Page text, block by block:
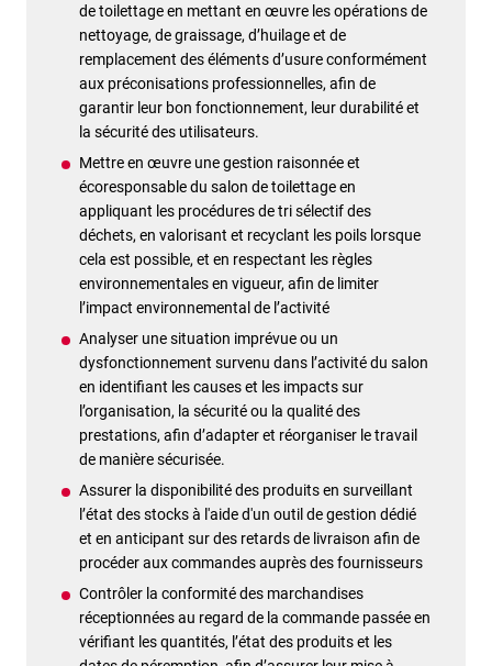
de toilettage en mettant en œuvre les opérations de
nettoyage, de graissage, d’huilage et de
remplacement des éléments d’usure conformément
aux préconisations professionnelles, afin de
garantir leur bon fonctionnement, leur durabilité et
la sécurité des utilisateurs.
Mettre en œuvre une gestion raisonnée et
écoresponsable du salon de toilettage en
appliquant les procédures de tri sélectif des
déchets, en valorisant et recyclant les poils lorsque
cela est possible, et en respectant les règles
environnementales en vigueur, afin de limiter
l’impact environnemental de l’activité
Analyser une situation imprévue ou un
dysfonctionnement survenu dans l’activité du salon
en identifiant les causes et les impacts sur
l’organisation, la sécurité ou la qualité des
prestations, afin d’adapter et réorganiser le travail
de manière sécurisée.
Assurer la disponibilité des produits en surveillant
l’état des stocks à l'aide d'un outil de gestion dédié
et en anticipant sur des retards de livraison afin de
procéder aux commandes auprès des fournisseurs
Contrôler la conformité des marchandises
réceptionnées au regard de la commande passée en
vérifiant les quantités, l’état des produits et les